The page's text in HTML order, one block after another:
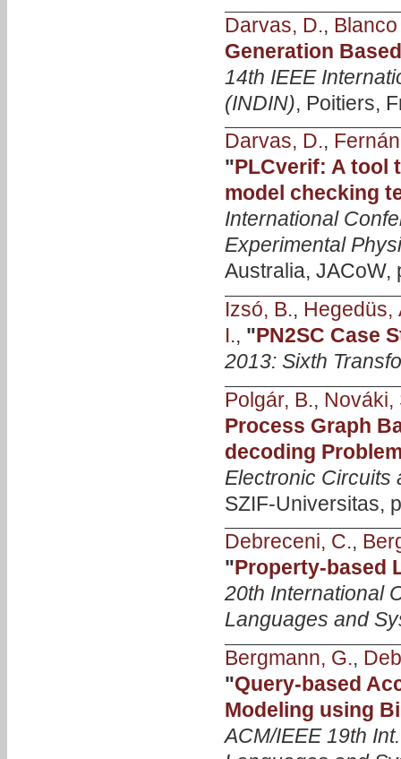
Darvas, D.,
Generation
14th IEEE
(INDIN), Poitiers,
Darvas, D.,
"PLCverif: A tool
model checking
International
Experimental
Australia, JACoW,
Izsó, B., Hegedüs,
I., "PN2SC Case
2013: Sixth
Polgár, B., Nováki,
Process Graph
decoding
Electronic Circuits
SZIF-Universitas,
Debreceni, C.,
"Property-based
20th International
Languages and
Bergmann, G.,
"Query-based
Modeling using
ACM/IEEE 19th